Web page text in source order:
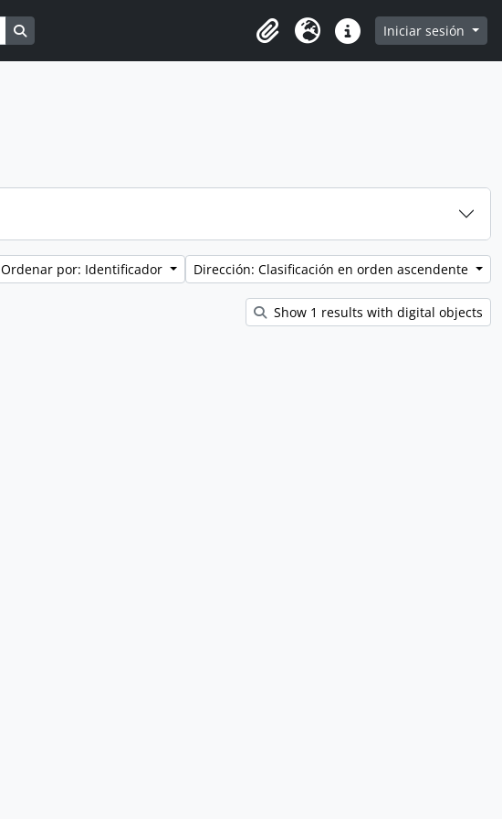
Portapapeles
Idioma Enlaces rápidos
Iniciar sesión
Ordenar por: Identificador Dirección: Clasificación en orden ascendente
Show 1 results with digital objects